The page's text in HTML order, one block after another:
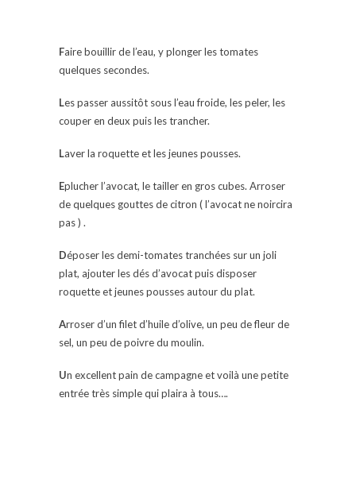
Faire bouillir de l’eau, y plonger les tomates
quelques secondes.
Les passer aussitôt sous l’eau froide, les peler, les
couper en deux puis les trancher.
Laver la roquette et les jeunes pousses.
Eplucher l’avocat, le tailler en gros cubes. Arroser
de quelques gouttes de citron ( l’avocat ne noircira
pas ) .
Déposer les demi-tomates tranchées sur un joli
plat, ajouter les dés d’avocat puis disposer
roquette et jeunes pousses autour du plat.
Arroser d’un filet d’huile d’olive, un peu de fleur de
sel, un peu de poivre du moulin.
Un excellent pain de campagne et voilà une petite
entrée très simple qui plaira à tous….